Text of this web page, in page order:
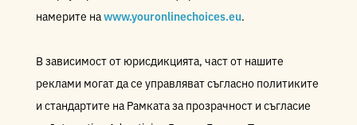
намерите наwww.youronlinechoices.eu.
В зависимост от юрисдикцията, част от нашите
реклами могат да се управляват съгласно политиките
и стандартите на Рамката за прозрачност и съгласие